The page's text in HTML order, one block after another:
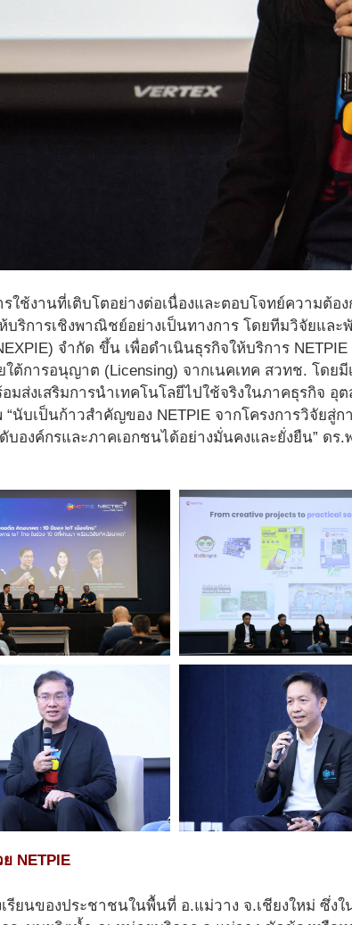
รใช้งานที่เติบโตอย่างต่อเนื่องและตอบโจทย์ความต้
บริการเชิงพาณิชย์อย่างเป็นทางการ โดยทีมวิจัยแ
จำกัด ขึ้น เพื่อดำเนินธุรกิจให้บริการ
ใต้การอนุญาต (Licensing) จากเนคเทค สวทช. โดย
อมส่งเสริมการนำเทคโนโลยีไปใช้จริงในภาคธุรกิจ
“นับเป็นก้าวสำคัญของ NETPIE จากโครงการวิจัยสู่
บองค์กรและภาคเอกชนได้อย่างมั่นคงและยั่งยืน” ดร.
NETPIE
เรียนของประชาชนในพื้นที่ อ.แม่วาง จ.เชียงใหม่ ซึ่